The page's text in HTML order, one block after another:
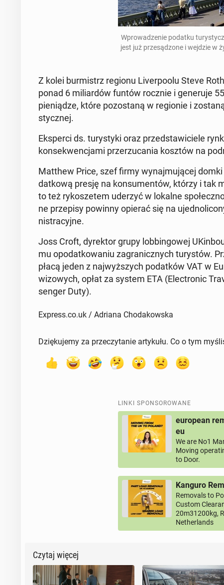
Wpro­wa­dze­nie podatku
jest już prze­są­dzo­ne i wejdzie w
Z kolei bur­mistrz regionu Li­ver­po­olu Steve
ponad 6 mi­liar­dów funtów rocznie i ge­ne­ru­je
pie­nią­dze, które po­zo­sta­ną w re­gio­nie i
stycz­nej.
Eks­per­ci ds. tu­ry­sty­ki oraz przed­sta­wi­cie­le
kon­se­kwen­cja­mi prze­rzu­ca­nia kosztów na
Matthew Price, szef firmy wy­naj­mu­ją­cej
dat­ko­wą presję na kon­su­men­tów, którzy i tak
to też ry­ko­sze­tem uderzyć w lokalne
ne prze­pi­sy powinny opierać się na
ni­stra­cyj­ne.
Joss Croft, dy­rek­tor grupy lob­bin­go­wej
mu opo­dat­ko­wa­niu za­gra­nicz­nych tu­ry­stów.
płacą jeden z naj­wyż­szych po­dat­ków VAT w
wi­zo­wych, opłat za system ETA (Elec­tro­nic
sen­ger Duty).
Express.co.uk / Adriana Chodakowska
Dziękujemy za przeczytanie artykułu. Co o tym
LINKI SPONSOROWANE
european
eu
We are No1
Moving
to Door.
Kanguro
Removals to
Custom
20m31200kg,
Netherlands
Czytaj więcej